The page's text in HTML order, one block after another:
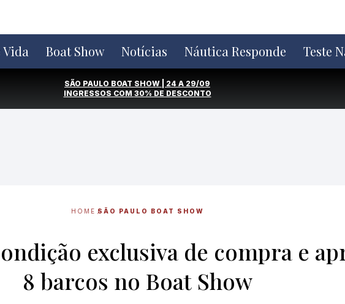
Boat Show Notícias Náutica Responde Teste
SÃO PAULO BOAT SHOW | 24 A 29/09
INGRESSOS COM 30% DE DESCONTO
HOME SÃO PAULO BOAT SHOW
exclusiva de compra e
8 barcos no Boat Show